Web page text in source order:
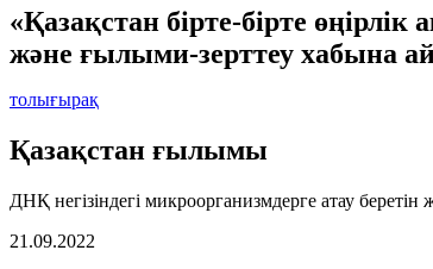
«Қазақстан бірте-бірте
және ғылыми-зерттеу хабына
толығырақ
Қазақстан ғылымы
ДНҚ негізіндегі микроорганизмдерге атау
21.09.2022